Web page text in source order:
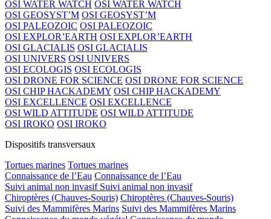
OSI WATER WATCH OSI WATER WATCH
OSI GEOSYST’M OSI GEOSYST’M
OSI PALEOZOIC OSI PALEOZOIC
OSI EXPLOR’EARTH OSI EXPLOR’EARTH
OSI GLACIALIS OSI GLACIALIS
OSI UNIVERS OSI UNIVERS
OSI ECOLOGIS OSI ECOLOGIS
OSI DRONE FOR SCIENCE OSI DRONE FOR SCIENCE
OSI CHIP HACKADEMY OSI CHIP HACKADEMY
OSI EXCELLENCE OSI EXCELLENCE
OSI WILD ATTITUDE OSI WILD ATTITUDE
OSI IROKO OSI IROKO
Dispositifs transversaux
Tortues marines Tortues marines
Connaissance de l’Eau Connaissance de l’Eau
Suivi animal non invasif Suivi animal non invasif
Chiroptères (Chauves-Souris) Chiroptères (Chauves-Souris)
Suivi des Mammifères Marins Suivi des Mammifères Marins